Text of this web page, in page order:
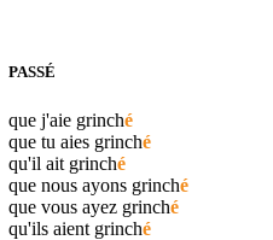
PASSÉ
que j'aie grinché
que tu aies grinché
qu'il ait grinché
que nous ayons grinché
que vous ayez grinché
qu'ils aient grinché